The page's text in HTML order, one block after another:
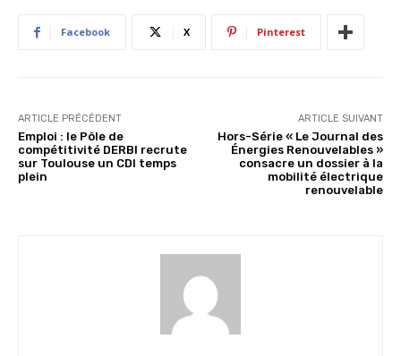
Facebook X Pinterest
ARTICLE PRÉCÉDENT
Emploi : le Pôle de
compétitivité DERBI recrute
sur Toulouse un CDI temps
plein
ARTICLE SUIVANT
Hors-Série « Le Journal des
Énergies Renouvelables »
consacre un dossier à la
mobilité électrique
renouvelable